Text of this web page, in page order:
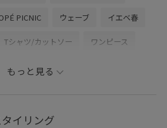
PICNIC ウェーブ イエベ春
Tシャツ/カットソー ワンピース
ッグ シューズ
GIZ16050
もっと見る
イリング